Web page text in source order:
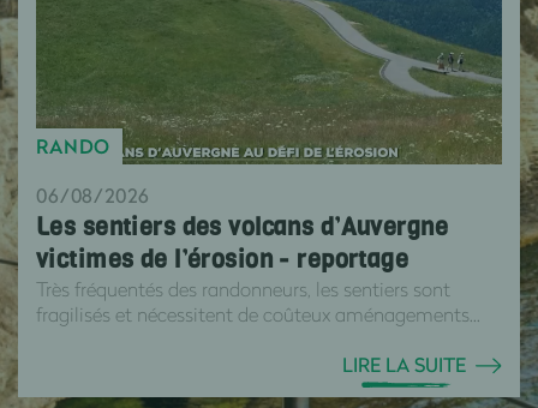
RANDO
06/08/2026
Les sentiers des volcans d’Auvergne
victimes de l’érosion - reportage
Très fréquentés des randonneurs, les sentiers sont
fragilisés et nécessitent de coûteux aménagements...
LIRE LA SUITE